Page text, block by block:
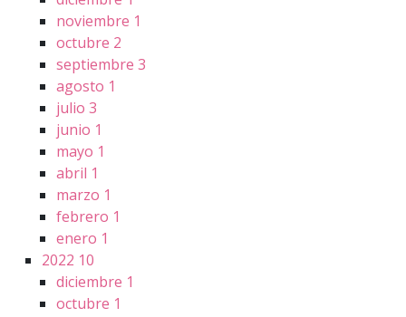
noviembre 1
octubre 2
septiembre 3
agosto 1
julio 3
junio 1
mayo 1
abril 1
marzo 1
febrero 1
enero 1
2022 10
diciembre 1
octubre 1